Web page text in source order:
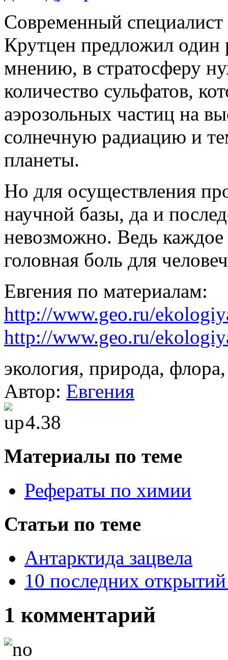
Современный
Крутцен предложил один
мнению, в стратосферу
количество сульфатов,
аэрозольных частиц на
солнечную радиацию и
планеты.
Но для осуществления
научной базы, да и
невозможно. Ведь
головная боль для
Евгения по материалам:
http://www.geo.ru/
http://www.geo.ru/
экология, природа,
Автор: Евгения
4.38
Материалы по теме
Рефераты по химии
Статьи по теме
Антарктида зацвела
10 последних
1 комментарий